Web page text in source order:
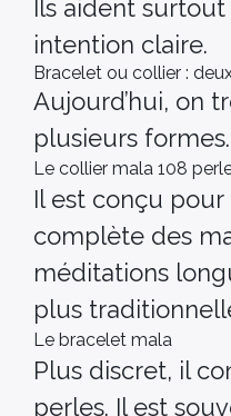
Ils aident
intention claire.
Bracelet ou collier :
Aujourd’hui, on
plusieurs formes.
Le collier mala 108
Il est conçu
complète des
méditations
plus
Le bracelet mala
Plus discret, il
perles. Il est